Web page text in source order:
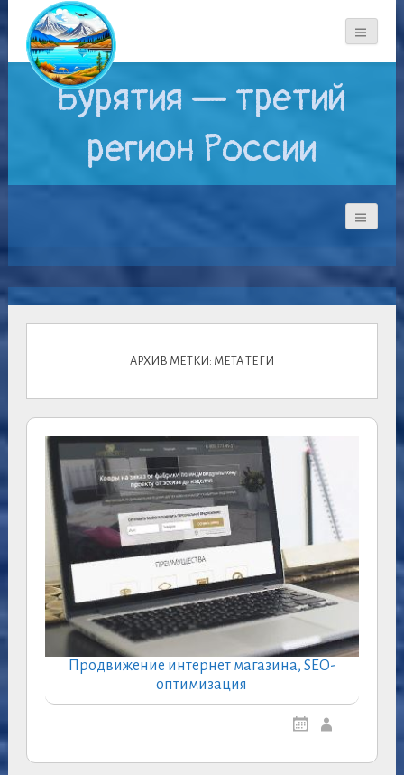
Бурятия — третий
регион России
АРХИВ МЕТКИ: МЕТА ТЕГИ
Продвижение интернет магазина, SEO-
оптимизация